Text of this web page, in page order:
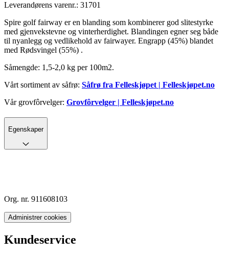
Leverandørens varenr.: 31701
Spire golf fairway er en blanding som kombinerer god slitestyrke
med gjenvekstevne og vinterherdighet. Blandingen egner seg både
til nyanlegg og vedlikehold av fairwayer. Engrapp (45%) blandet
med Rødsvingel (55%) .
Såmengde: 1,5-2,0 kg per 100m2.
Vårt sortiment av såfrø: Såfrø fra Felleskjøpet | Felleskjøpet.no
Vår grovfôrvelger: Grovfôrvelger | Felleskjøpet.no
Egenskaper
Org. nr. 911608103
Administrer cookies
Kundeservice